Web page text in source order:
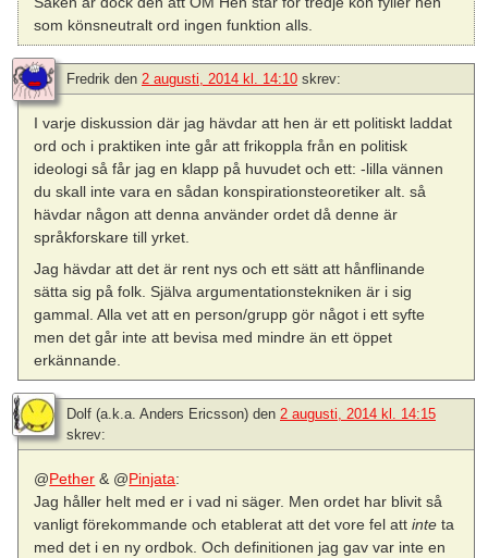
som könsneutralt ord ingen funktion alls.
Fredrik den 2 augusti, 2014 kl. 14:10 skrev:
I varje diskussion där jag hävdar att hen är ett politiskt laddat
ord och i praktiken inte går att frikoppla från en politisk
ideologi så får jag en klapp på huvudet och ett: -lilla vännen
du skall inte vara en sådan konspirationsteoretiker alt. så
hävdar någon att denna använder ordet då denne är
språkforskare till yrket.
Jag hävdar att det är rent nys och ett sätt att hånflinande
sätta sig på folk. Själva argumentationstekniken är i sig
gammal. Alla vet att en person/grupp gör något i ett syfte
men det går inte att bevisa med mindre än ett öppet
erkännande.
Dolf (a.k.a. Anders Ericsson) den 2 augusti, 2014 kl. 14:15
skrev:
@Pether & @Pinjata:
Jag håller helt med er i vad ni säger. Men ordet har blivit så
vanligt förekommande och etablerat att det vore fel attinte ta
med det i en ny ordbok. Och definitionen jag gav var inte en